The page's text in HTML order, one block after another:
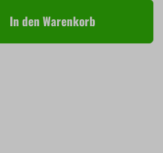
In den Warenkorb